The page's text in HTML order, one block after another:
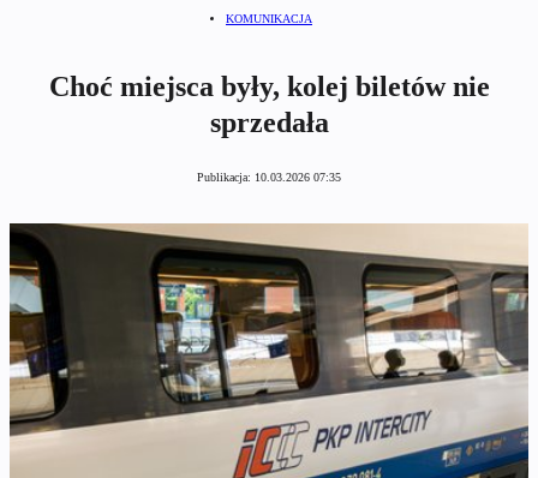
KOMUNIKACJA
Choć miejsca były, kolej biletów nie
sprzedała
Publikacja: 10.03.2026 07:35